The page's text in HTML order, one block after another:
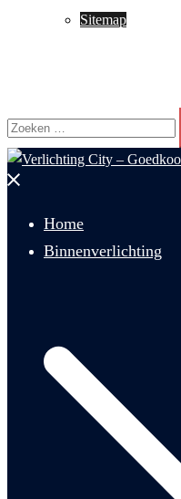
Sitemap
Zoeken
naar:
Menu
Home
Binnenverlichting